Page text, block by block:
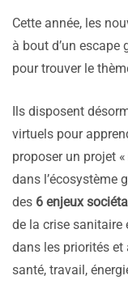
Cette année, les
à bout d’un
pour trouver le
Ils disposent
virtuels pour
proposer un projet
dans l’écosystème
des 6 enjeux
de la crise sanitaire
dans les priorités et
santé, travail,